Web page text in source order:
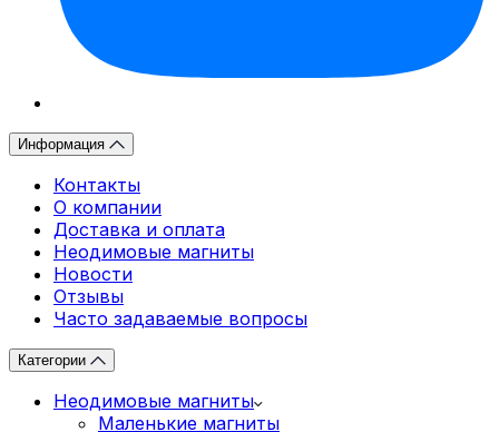
Информация
Контакты
О компании
Доставка и оплата
Неодимовые магниты
Новости
Отзывы
Часто задаваемые вопросы
Категории
Неодимовые магниты
Маленькие магниты